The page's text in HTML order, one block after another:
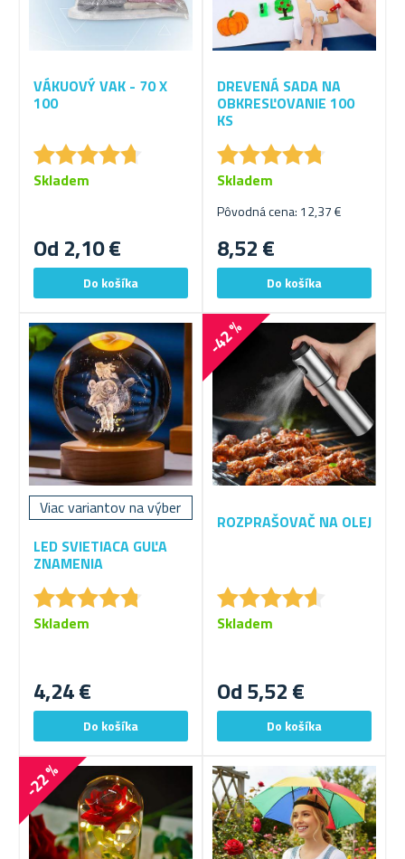
VÁKUOVÝ VAK - 70 X
100
★★★★★
★★★★★
Od 2,10 €
Skladem
DREVENÁ SADA NA
OBKRESĽOVANIE 100
KS
★★★★★
★★★★★
Pôvodná cena: 12,37 €
8,52 €
Skladem
Viac variantov na výber
LED SVIETIACA GUĽA
ZNAMENIA
★★★★★
★★★★★
4,24 €
Skladem
-42 %
ROZPRAŠOVAČ NA OLEJ
★★★★★
★★★★★
Od 5,52 €
Skladem
-22 %